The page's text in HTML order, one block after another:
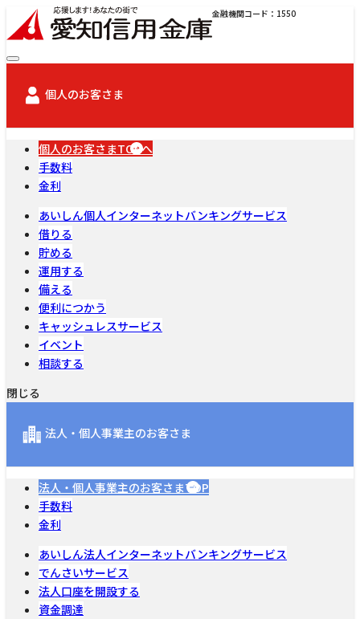
金融機関コード：1550
個人のお客さま
個人のお客さまTOPへ
手数料
金利
あいしん個人インターネットバンキングサービス
借りる
貯める
運用する
備える
便利につかう
キャッシュレスサービス
イベント
相談する
閉じる
法人・個人事業主のお客さま
法人・個人事業主のお客さまTOP
手数料
金利
あいしん法人インターネットバンキングサービス
でんさいサービス
法人口座を開設する
資金調達